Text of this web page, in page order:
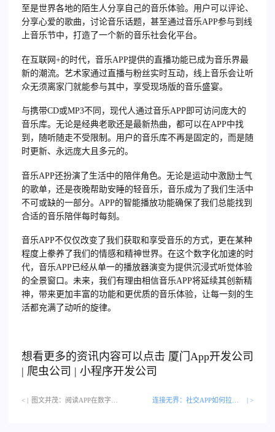
至是世界各地的陌生人分享自己的音乐体验。用户可以评论、
分享心爱的歌曲，讨论音乐话题，甚至通过音乐APP参与到线
上音乐节中，打造了一个新的音乐社会化平台。
在互联网+的时代，音乐APP提供的直播功能已成为音乐界最
新的潮流。艺术家通过直播与粉丝实时互动，线上音乐会让听
众无须离家门就能参与其中，享受现场版的音乐盛宴。
与携带CD或MP3不同，现代人通过音乐APP即可访问庞大的
音乐库。无论是经典老歌还是最新热曲，都可以在APP中找
到，随听随走不受限制。用户的音乐库不再是固定的，而是随
时更新、永远庞大且多元的。
音乐APP还扮演了生活中的陪伴角色。无论是运动中激励士气
的歌单，还是夜晚帮助安睡的轻音乐，音乐成为了我们生活中
不可或缺的一部分。APP的智能播放功能确保了我们总能找到
合适的音乐陪伴每时每刻。
音乐APP不仅仅改变了我们获取和享受音乐的方式，更在某种
程度上豢养了我们的情感和精神世界。在这个数字化加速的时
代，音乐APP已经从单一的播放器演变为提供沉浸式听觉体验
的全景窗口。未来，我们有理由相信音乐APP将延续其创新精
神，带来更加丰富的功能和更优质的音乐体验，让每一刻的生
活都充满了动听的旋律。
想看更多的资讯内容可以点击 厦门 App开发公司
| 爬虫公司 | 小程序开发公司
< | | >